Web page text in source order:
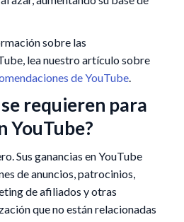
sobre las
lea nuestro artículo sobre
de YouTube
requieren para
YouTube?
Sus ganancias en YouTube
de anuncios, patrocinios,
de afiliados y otras
que no están relacionadas